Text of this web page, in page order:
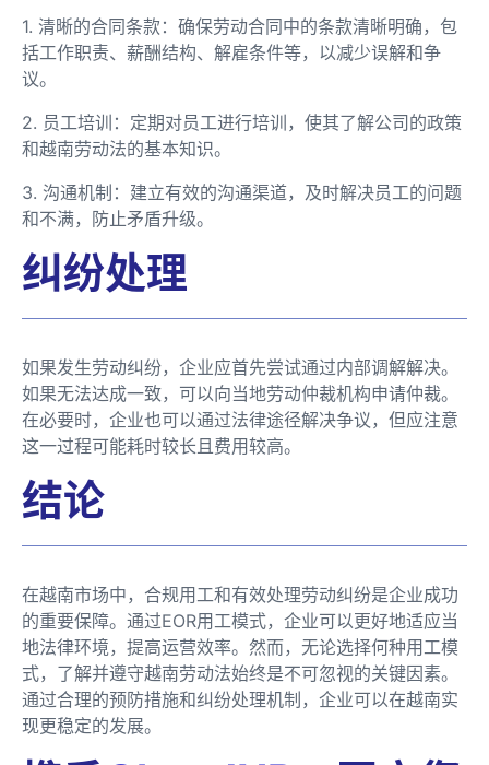
1. 清晰的合同条款：确保劳动合同中的条款清晰明确，包
括工作职责、薪酬结构、解雇条件等，以减少误解和争
议。
2. 员工培训：定期对员工进行培训，使其了解公司的政策
和越南劳动法的基本知识。
3. 沟通机制：建立有效的沟通渠道，及时解决员工的问题
和不满，防止矛盾升级。
纠纷处理
如果发生劳动纠纷，企业应首先尝试通过内部调解解决。
如果无法达成一致，可以向当地劳动仲裁机构申请仲裁。
在必要时，企业也可以通过法律途径解决争议，但应注意
这一过程可能耗时较长且费用较高。
结论
在越南市场中，合规用工和有效处理劳动纠纷是企业成功
的重要保障。通过EOR用工模式，企业可以更好地适应当
地法律环境，提高运营效率。然而，无论选择何种用工模
式，了解并遵守越南劳动法始终是不可忽视的关键因素。
通过合理的预防措施和纠纷处理机制，企业可以在越南实
现更稳定的发展。